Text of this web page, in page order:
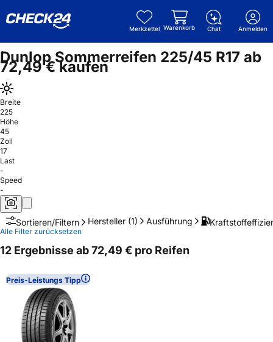
Merkzettel Warenkorb Chat Anmelden
Dunlop Sommerreifen 225/45 R17 ab
72,49 € kaufen
Breite
225
Höhe
45
Zoll
17
Last
-
Speed
-
Sortieren/Filtern Hersteller (1) Ausführung
Alle Filter zurücksetzen
12 Ergebnisse ab 72,49 € pro Reifen
Preis-Leistungs Tipp